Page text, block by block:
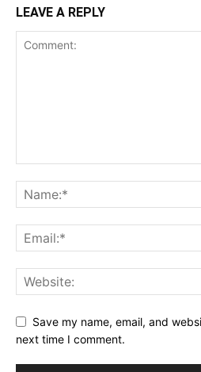
LEAVE A REPLY
Save my name, email, and
next time I comment.